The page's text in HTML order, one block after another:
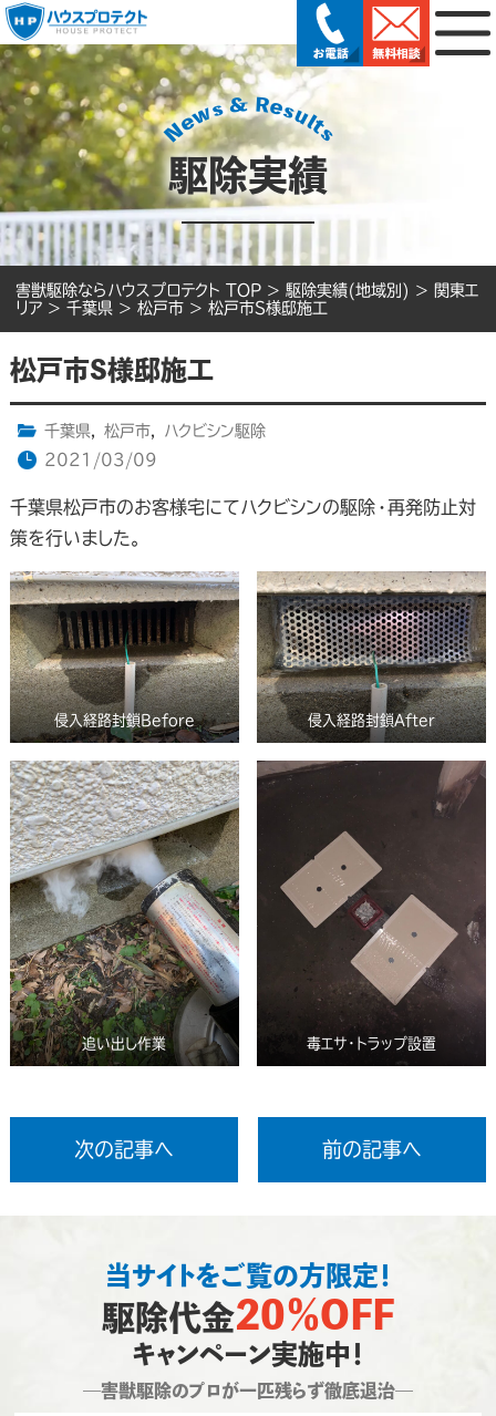
駆除実績
害獣駆除ならハウスプロテクト TOP > 駆除実績(地域別) > 関東エ
リア > 千葉県 > 松戸市 > 松戸市S様邸施工
松戸市S様邸施工
千葉県, 松戸市,
ハクビシン駆除
2021/03/09
千葉県松戸市のお客様宅にてハクビシンの駆除・再発防止対
策を行いました。
侵入経路封鎖Before 侵入経路封鎖After
追い出し作業 毒エサ・トラップ設置
次の記事へ 前の記事へ
当サイトをご覧の方限定！
駆除代金20％OFF
キャンペーン実施中！
―害獣駆除のプロが一匹残らず徹底退治―